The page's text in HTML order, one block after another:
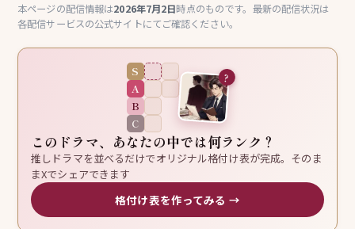
本ページの配信情報は2026年7月2日時点のものです。最新の配信状況は
各配信サービスの公式サイトにてご確認ください。
S
A
B
C
?
このドラマ、あなたの中では何ランク？
推しドラマを並べるだけでオリジナル格付け表が完成。そのま
まXでシェアできます
格付け表を作ってみる →